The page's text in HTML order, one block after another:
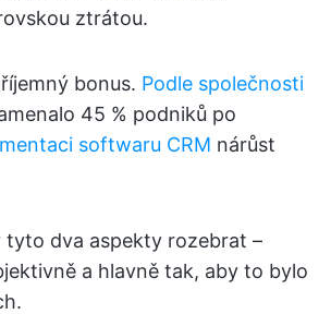
ztrátou.
bonus. Podle společnosti
45 % podniků po
softwaru CRM nárůst
tyto dva aspekty rozebrat –
a hlavně tak, aby to bylo